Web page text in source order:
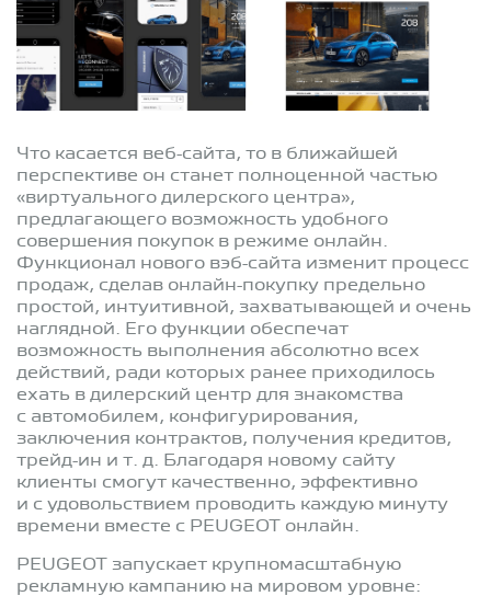
Что касается веб-сайта, то в ближайшей
перспективе он станет полноценной частью
«виртуального дилерского центра»,
предлагающего возможность удобного
совершения покупок в режиме онлайн.
Функционал нового вэб-сайта изменит процесс
продаж, сделав онлайн-покупку предельно
простой, интуитивной, захватывающей и очень
наглядной. Его функции обеспечат
возможность выполнения абсолютно всех
действий, ради которых ранее приходилось
ехать в дилерский центр для знакомства
с автомобилем, конфигурирования,
заключения контрактов, получения кредитов,
трейд-ин и т. д.
Благодаря новому сайту
клиенты смогут качественно, эффективно
и с удовольствием проводить каждую минуту
времени вместе с PEUGEOT онлайн.
PEUGEOT запускает крупномасштабную
рекламную кампанию на мировом уровне: